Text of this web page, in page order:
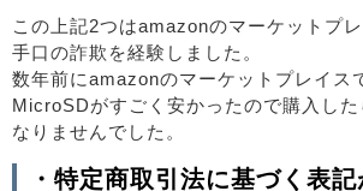
この上記2つはamazonのマーケットプ
手口の詐欺を経験しました。
数年前にamazonのマーケットプレイス
MicroSDがすごく安かったので購入した
なりませんでした。
・特定商取引法に基づく表